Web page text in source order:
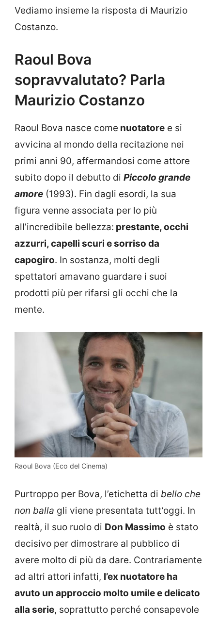
Vediamo insieme la risposta di Maurizio
Costanzo.
Raoul Bova
sopravvalutato? Parla
Maurizio Costanzo
Raoul Bova nasce come nuotatore e si
avvicina al mondo della recitazione nei
primi anni 90, affermandosi come attore
subito dopo il debutto di Piccolo grande
amore (1993). Fin dagli esordi, la sua
figura venne associata per lo più
all’incredibile bellezza: prestante, occhi
azzurri, capelli scuri e sorriso da
capogiro. In sostanza, molti degli
spettatori amavano guardare i suoi
prodotti più per rifarsi gli occhi che la
mente.
Raoul Bova (Eco del Cinema)
Purtroppo per Bova, l’etichetta di bello che
non balla gli viene presentata tutt’oggi. In
realtà, il suo ruolo di Don Massimo è stato
decisivo per dimostrare al pubblico di
avere molto di più da dare. Contrariamente
ad altri attori infatti, l’ex nuotatore ha
avuto un approccio molto umile e delicato
alla serie, soprattutto perché consapevole